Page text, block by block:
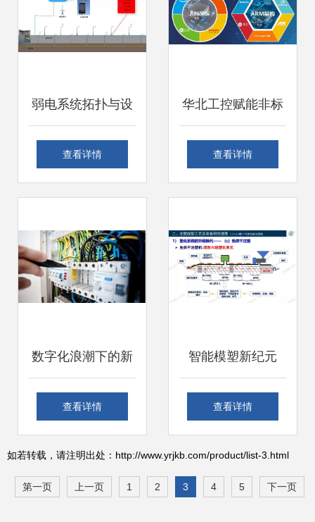
售市场的新机遇
弱电系统拓扑与设
备图全解析 计算机
支撑
查看详情
华北工控赋能非标
自动化 产品定制化
来
查看详情
数字化浪潮下的新
引擎 计算机软硬件
助服务市场的深度
查看详情
智能模塑新纪元
3D复印技术与装备
查看详情
如若转载，请注明出处：http://www.yrjkb.com/product/list-3.html
第一页 上一页 1 2 3 4 5 下一页